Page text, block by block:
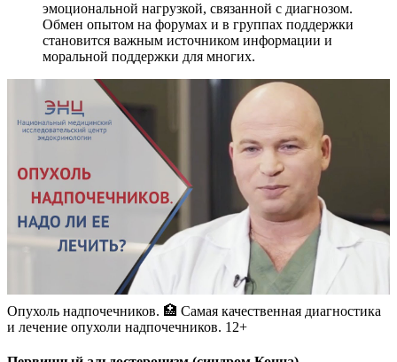
эмоциональной нагрузкой, связанной с диагнозом.
Обмен опытом на форумах и в группах поддержки
становится важным источником информации и
моральной поддержки для многих.
Опухоль надпочечников. 🏥 Самая качественная диагностика
и лечение опухоли надпочечников. 12+